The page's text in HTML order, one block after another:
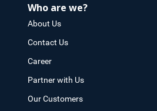
Who are we?
About Us
Contact Us
Career
Partner with Us
Our Customers